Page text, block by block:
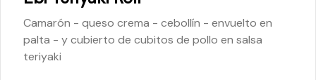
Cheese Roll
Queso crema - palta - cebollín
Camarón - queso crema - cebollín - envuelto en
palta - y cubierto de cubitos de pollo en salsa
teriyaki